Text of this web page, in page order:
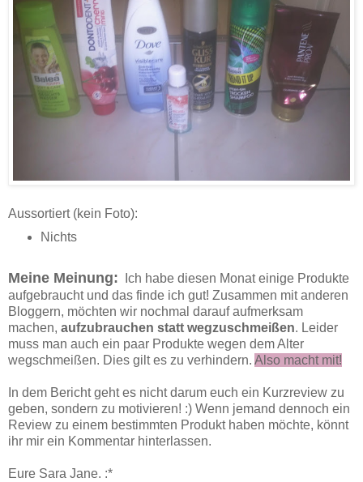
Aussortiert (kein Foto):
Nichts
Meine Meinung:
Ich habe diesen Monat einige Produkte
aufgebraucht und das finde ich gut! Zusammen mit anderen
Bloggern, möchten wir nochmal darauf aufmerksam
machen, aufzubrauchen statt wegzuschmeißen. Leider
muss man auch ein paar Produkte wegen dem Alter
wegschmeißen. Dies gilt es zu verhindern. Also macht mit!
In dem Bericht geht es nicht darum euch ein Kurzreview zu
geben, sondern zu motivieren! :) Wenn jemand dennoch ein
Review zu einem bestimmten Produkt haben möchte, könnt
ihr mir ein Kommentar hinterlassen.
Eure Sara Jane. :*